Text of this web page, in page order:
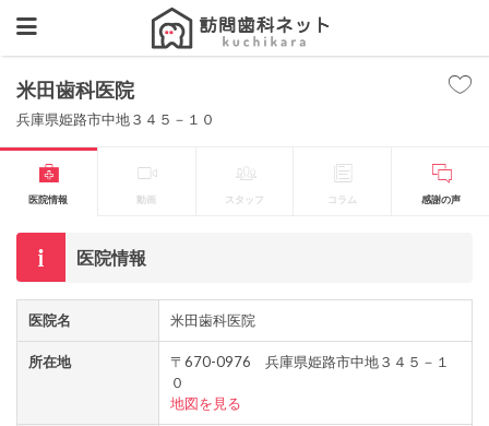
米田歯科医院
兵庫県姫路市中地３４５－１０
医院情報 動画 スタッフ コラム 感謝の声
医院情報
医院名 米田歯科医院
所在地
〒670-0976 兵庫県姫路市中地３４５－１
０
地図を見る